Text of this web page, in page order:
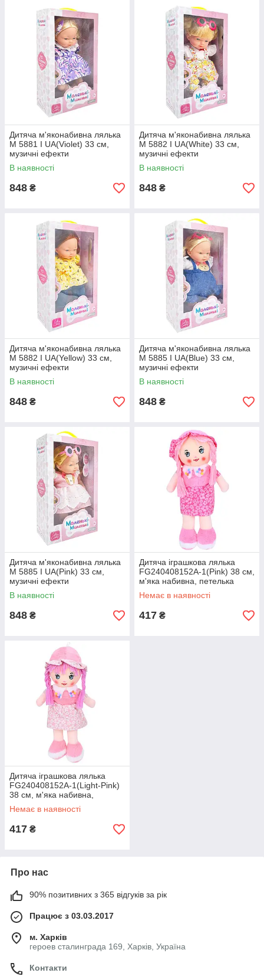
Дитяча м'яконабивна лялька
M 5881 I UA(Violet) 33 см,
музичні ефекти
В наявності
848 ₴
Дитяча м'яконабивна лялька
M 5882 I UA(White) 33 см,
музичні ефекти
В наявності
848 ₴
Дитяча м'яконабивна лялька
M 5882 I UA(Yellow) 33 см,
музичні ефекти
В наявності
848 ₴
Дитяча м'яконабивна лялька
M 5885 I UA(Blue) 33 см,
музичні ефекти
В наявності
848 ₴
Дитяча м'яконабивна лялька
M 5885 I UA(Pink) 33 см,
музичні ефекти
В наявності
848 ₴
Дитяча іграшкова лялька
FG240408152A-1(Pink) 38 см,
м'яка набивна, петелька
Немає в наявності
417 ₴
Дитяча іграшкова лялька
FG240408152A-1(Light-Pink)
38 см, м'яка набивна,
петелька
Немає в наявності
417 ₴
Про нас
90% позитивних з 365 відгуків за рік
Працює з 03.03.2017
м. Харків
героев сталинграда 169, Харків, Україна
Контакти